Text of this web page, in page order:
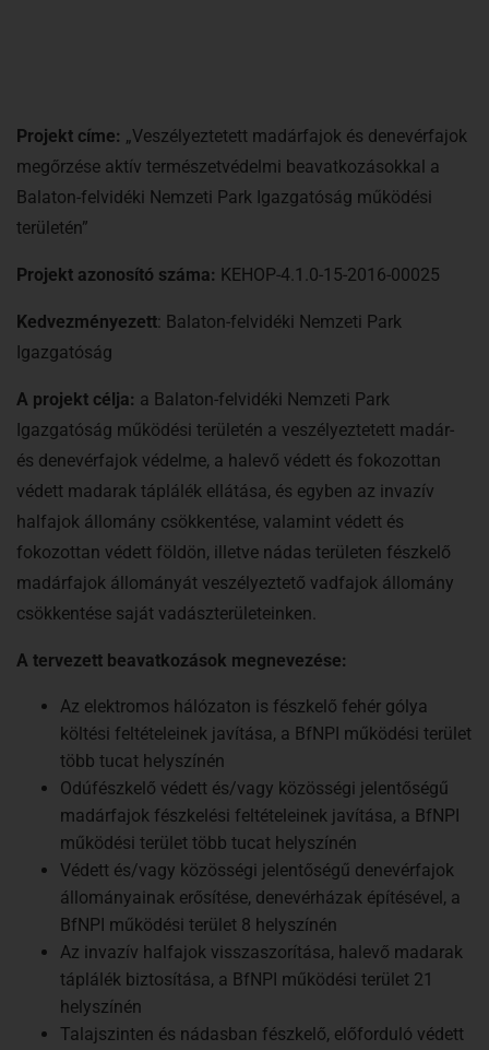
Projekt címe: „Veszélyeztetett madárfajok és denevérfajok
megőrzése aktív természetvédelmi beavatkozásokkal a
Balaton-felvidéki Nemzeti Park Igazgatóság működési
területén”
Projekt azonosító száma: KEHOP-4.1.0-15-2016-00025
Kedvezményezett: Balaton-felvidéki Nemzeti Park
Igazgatóság
A projekt célja: a Balaton-felvidéki Nemzeti Park
Igazgatóság működési területén a veszélyeztetett madár-
és denevérfajok védelme, a halevő védett és fokozottan
védett madarak táplálék ellátása, és egyben az invazív
halfajok állomány csökkentése, valamint védett és
fokozottan védett földön, illetve nádas területen fészkelő
madárfajok állományát veszélyeztető vadfajok állomány
csökkentése saját vadászterületeinken.
A tervezett beavatkozások megnevezése:
Az elektromos hálózaton is fészkelő fehér gólya
költési feltételeinek javítása, a BfNPI működési terület
több tucat helyszínén
Odúfészkelő védett és/vagy közösségi jelentőségű
madárfajok fészkelési feltételeinek javítása, a BfNPI
működési terület több tucat helyszínén
Védett és/vagy közösségi jelentőségű denevérfajok
állományainak erősítése, denevérházak építésével, a
BfNPI működési terület 8 helyszínén
Az invazív halfajok visszaszorítása, halevő madarak
táplálék biztosítása, a BfNPI működési terület 21
helyszínén
Talajszinten és nádasban fészkelő, előforduló védett